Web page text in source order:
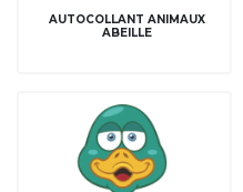
AUTOCOLLANT ANIMAUX
ABEILLE